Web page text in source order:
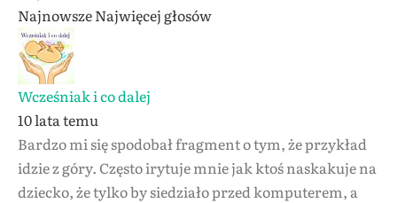
NajnowszeNajwięcej głosów
Wcześniak i co dalej
10 lata temu
Bardzo mi się spodobał fragment o tym, że przykład
idzie z góry. Często irytuje mnie jak ktoś naskakuje na
dziecko, że tylko by siedziało przed komputerem, a